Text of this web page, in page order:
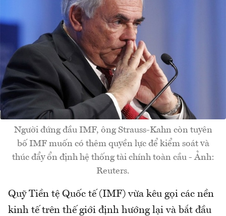
Người đứng đầu IMF, ông Strauss-Kahn còn tuyên
bố IMF muốn có thêm quyền lực để kiểm soát và
thúc đẩy ổn định hệ thống tài chính toàn cầu - Ảnh:
Reuters.
Quỹ Tiền tệ Quốc tế (IMF) vừa kêu gọi các nền
kinh tế trên thế giới định hướng lại và bắt đầu